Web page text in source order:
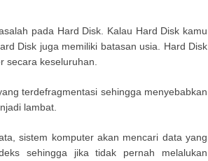
pada Hard Disk. Kalau Hard Disk kamu
Disk juga memiliki batasan usia. Hard Disk
secara keseluruhan.
terdefragmentasi sehingga menyebabkan
lambat.
sistem komputer akan mencari data yang
sehingga jika tidak pernah melalukan